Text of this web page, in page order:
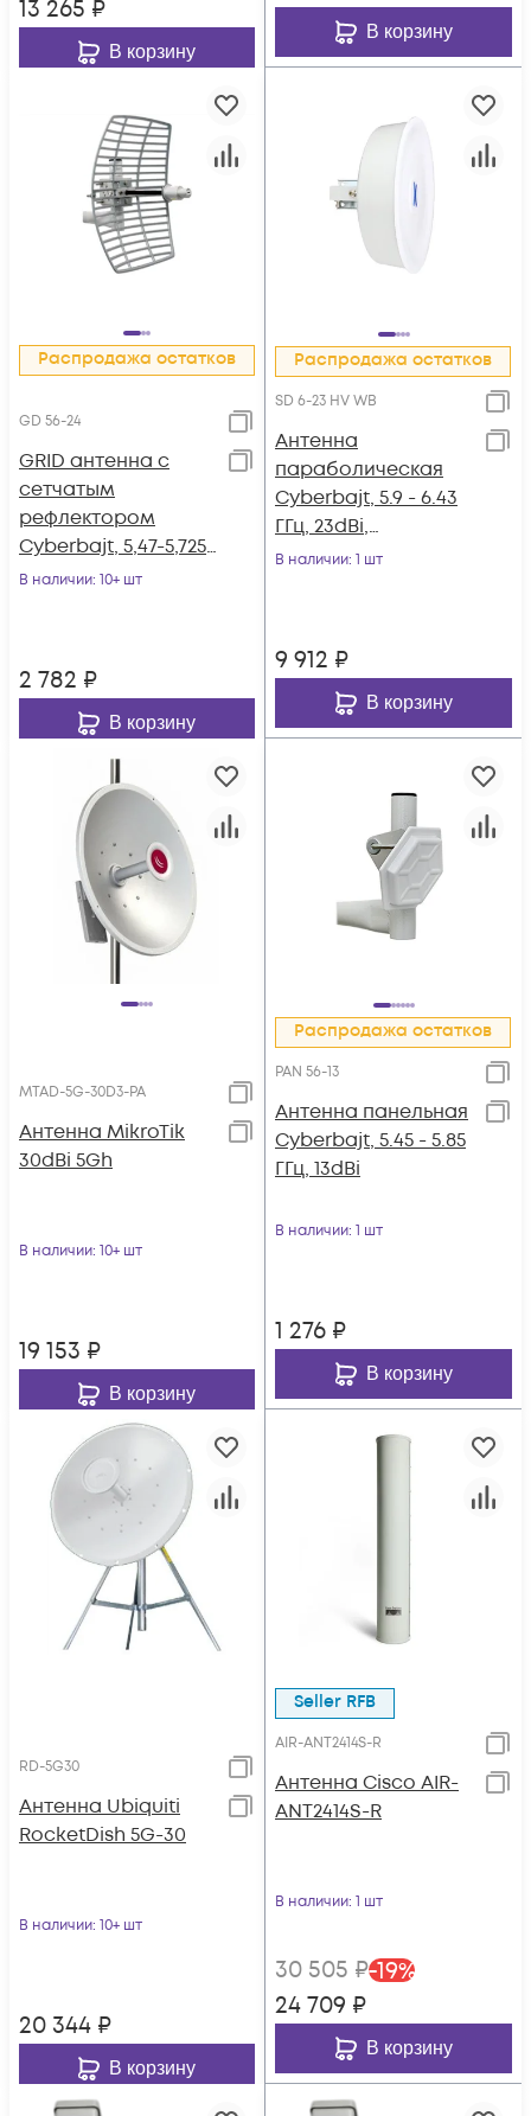
13 265 ₽
В корзину
В корзину
Распродажа остатков
GD 56-24
GRID антенна с
сетчатым
рефлектором
Cyberbajt, 5,47-5,725
ГГц, 24 dBi
В наличии: 10+ шт
2 782 ₽
В корзину
Распродажа остатков
SD 6-23 HV WB
Антенна
параболическая
Cyberbajt, 5.9 - 6.43
ГГц, 23dBi,
двухполяризационн
В наличии: 1 шт
9 912 ₽
В корзину
MTAD-5G-30D3-PA
Антенна MikroTik
30dBi 5Gh
В наличии: 10+ шт
19 153 ₽
В корзину
Распродажа остатков
PAN 56-13
Антенна панельная
Cyberbajt, 5.45 - 5.85
ГГц, 13dBi
В наличии: 1 шт
1 276 ₽
В корзину
RD-5G30
Антенна Ubiquiti
RocketDish 5G-30
В наличии: 10+ шт
20 344 ₽
В корзину
Seller RFB
AIR-ANT2414S-R
Антенна Cisco AIR-
ANT2414S-R
В наличии: 1 шт
30 505 ₽-19%
24 709 ₽
В корзину